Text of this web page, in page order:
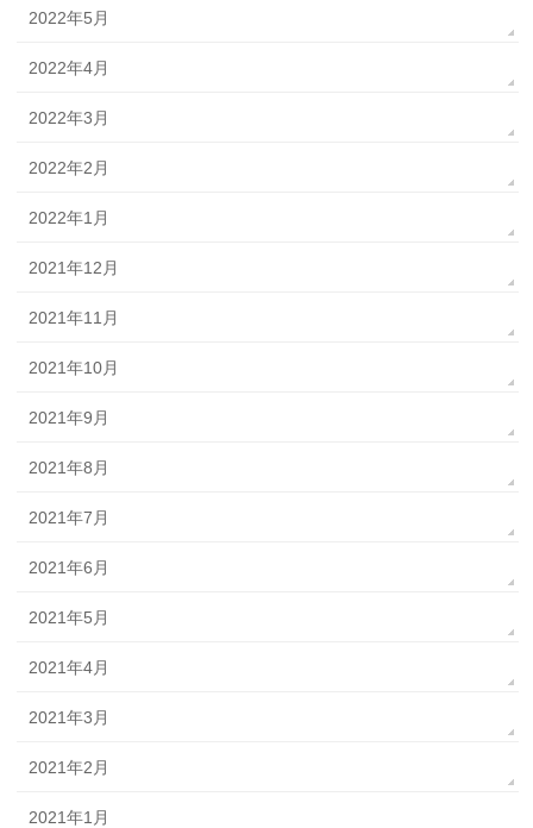
2022年5月
2022年4月
2022年3月
2022年2月
2022年1月
2021年12月
2021年11月
2021年10月
2021年9月
2021年8月
2021年7月
2021年6月
2021年5月
2021年4月
2021年3月
2021年2月
2021年1月